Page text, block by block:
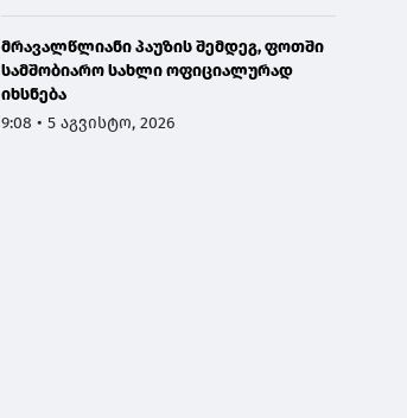
მრავალწლიანი პაუზის შემდეგ, ფოთში
სამშობიარო სახლი ოფიციალურად
იხსნება
9:08 • 5 აგვისტო, 2026